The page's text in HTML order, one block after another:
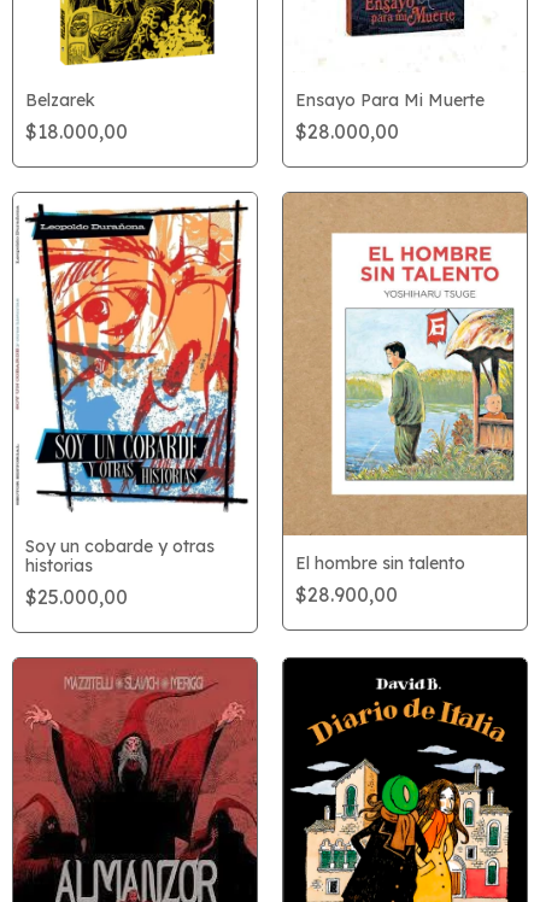
Belzarek
$18.000,00
Ensayo Para Mi Muerte
$28.000,00
Soy un cobarde y otras
historias
$25.000,00
El hombre sin talento
$28.900,00